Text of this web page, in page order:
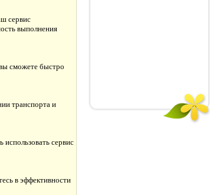
сервис
выполнения
сможете быстро
транспорта и
использовать сервис
в эффективности